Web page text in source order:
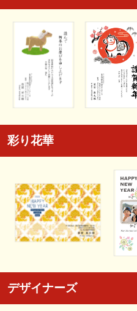
彩り花華
デザイナーズ